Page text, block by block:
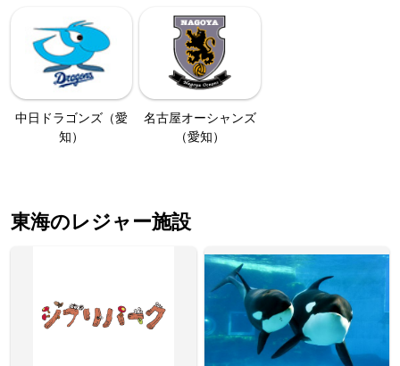
中日ドラゴンズ（愛
知）
名古屋オーシャンズ
（愛知）
東海のレジャー施設